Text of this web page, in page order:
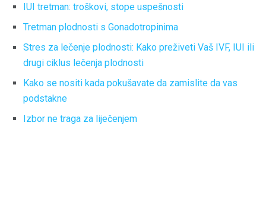
IUI tretman: troškovi, stope uspešnosti
Tretman plodnosti s Gonadotropinima
Stres za lečenje plodnosti: Kako preživeti Vaš IVF, IUI ili
drugi ciklus lečenja plodnosti
Kako se nositi kada pokušavate da zamislite da vas
podstakne
Izbor ne traga za liječenjem